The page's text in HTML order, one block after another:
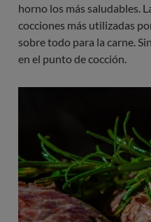
horno los más saludables.
cocciones más utilizadas
sobre todo para la carne.
en el punto de cocción.